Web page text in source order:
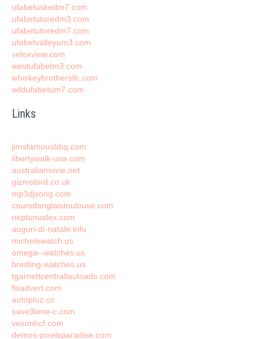
ufabetuskedm7.com
ufabetutoredm3.com
ufabetutoredm7.com
ufabetvalleyum3.com
veloxview.com
westufabetm3.com
whiskeybrothersllc.com
wildufabetum7.com
Links
jimsfamousbbq.com
libertywalk-usa.com
australiamovie.net
gizmobird.co.uk
mp3djsong.com
coursdanglaistoulouse.com
neptunuslex.com
auguri-di-natale.info
michelewatch.us
omega--watches.us
breitling-watches.us
tgarnettcentrallautoads.com
fixadvert.com
autopluz.co
save3time-c.com
vexonhcf.com
demos-pixelsparadise.com